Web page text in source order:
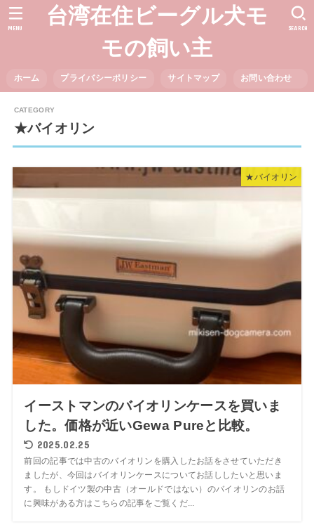
台湾在住ビーグル犬モ
モの飼い主
ホーム プライバシーポリシー サイトマップ お問い合わせ
SEARCH
MENU
★バイオリン
★バイオリン
イーストマンのバイオリンケースを買いま
した。価格が近いGewa Pureと比較。
2025.02.25
前回の記事では中古のバイオリンを購入したお話をさせていただき
ましたが、今回はバイオリンケースについてお話ししたいと思いま
す。 もしドイツ製の中古（オールドではない）のバイオリンのお話
に興味がある方はこちらの記事をご覧くだ...